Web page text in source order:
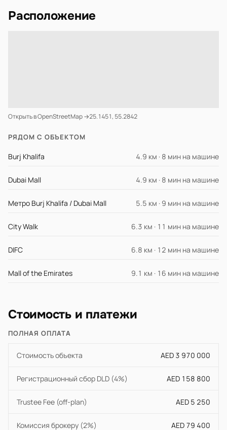
Расположение
Открыть в OpenStreetMap →25.1451, 55.2842
РЯДОМ С ОБЪЕКТОМ
Burj Khalifa 4.9 км · 8 мин на машине
Dubai Mall 4.9 км · 8 мин на машине
Метро Burj Khalifa / Dubai Mall 5.5 км · 9 мин на машине
City Walk 6.3 км · 11 мин на машине
DIFC 6.8 км · 12 мин на машине
Mall of the Emirates 9.1 км · 16 мин на машине
Стоимость и платежи
ПОЛНАЯ ОПЛАТА
Стоимость объекта AED 3 970 000
Регистрационный сбор DLD (4%) AED 158 800
Trustee Fee (off-plan) AED 5 250
Комиссия брокеру (2%) AED 79 400